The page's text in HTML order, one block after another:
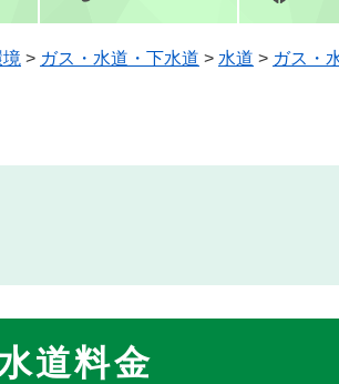
ス
タ
境 > ガス・水道・下水道 > 水道 > ガス・
道料金